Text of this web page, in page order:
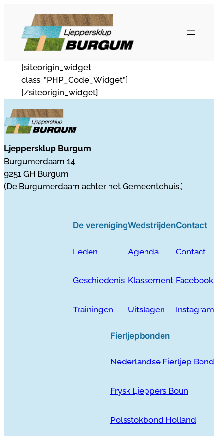
inhoud
[siteorigin_widget
class=”PHP_Code_Widget”]
[/siteorigin_widget]
Ljeppersklup Burgum
Burgumerdaam 14
9251 GH Burgum
(De Burgumerdaam achter het Gemeentehuis.)
De vereniging
Leden
Geschiedenis
Trainingen
Wedstrijden
Agenda
Klassement
Uitslagen
Contact
Contact
Facebook
Instagram
Fierljepbonden
Nederlandse Fierljep Bond
Frysk Ljeppers Boun
Polsstokbond Holland